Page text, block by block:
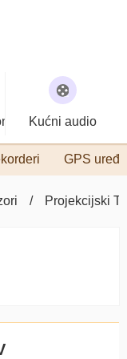
Kućni audio
GPS
Projekcijski